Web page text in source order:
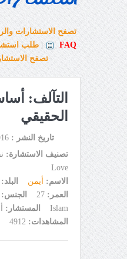
تصفح الاستشارات
FAQ
طلب
تصفح
التآلف:
الحقيقي
تاريخ النشر :
تصنيف الاستشارة:
Love
الاسم:
أيمن البلد:
العمر: 27 الجنس:
Islam
المستشار:
المشاهدات: 4912